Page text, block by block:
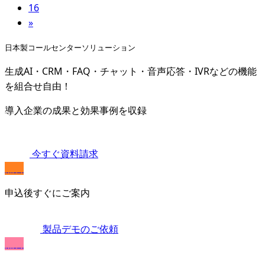
16
»
日本製コールセンターソリューション
生成AI・CRM・FAQ・チャット・音声応答・IVRなどの機能
を組合せ自由！
導入企業の成果と効果事例を収録
今すぐ資料請求
申込後すぐにご案内
製品デモのご依頼